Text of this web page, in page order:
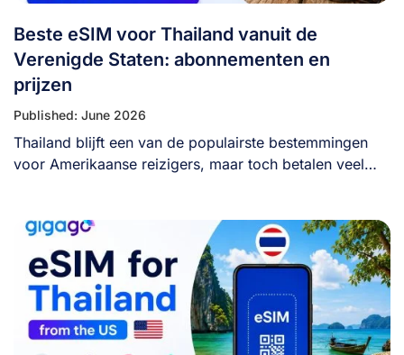
Beste eSIM voor Thailand vanuit de
Verenigde Staten: abonnementen en
prijzen
Published: June 2026
Thailand blijft een van de populairste bestemmingen
voor Amerikaanse reizigers, maar toch betalen veel